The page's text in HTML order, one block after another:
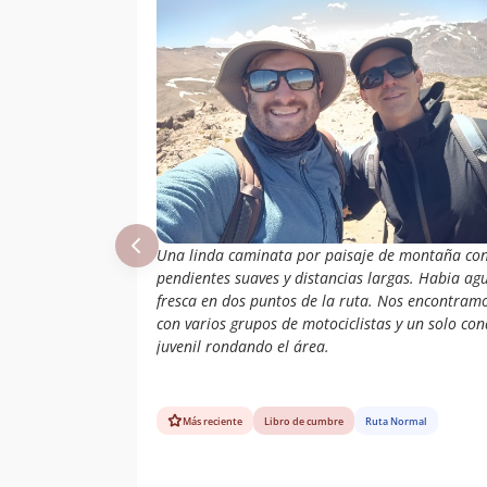
Valenzuela,
Sebastian Garín,
José Tomás
Leonvendagar,
Jorge Irarrazaval
12/07/06
Sebastian
Rosende &
Gianfranco
Gamelli
08/12/05
Pablo Wenborne
Christian Corssen
05/11/05
Jean-Claude
Piessevaux
02/10/05
Daniel Cornejo Y
20/08/05
Juan Pablo Bonilla
Una linda caminata por paisaje de montaña
pendientes suaves y distancias largas. Habia
fresca en dos puntos de la ruta. Nos
con varios grupos de motociclistas y un solo
juvenil rondando el área.
Más reciente Libro de cumbre Ruta Normal